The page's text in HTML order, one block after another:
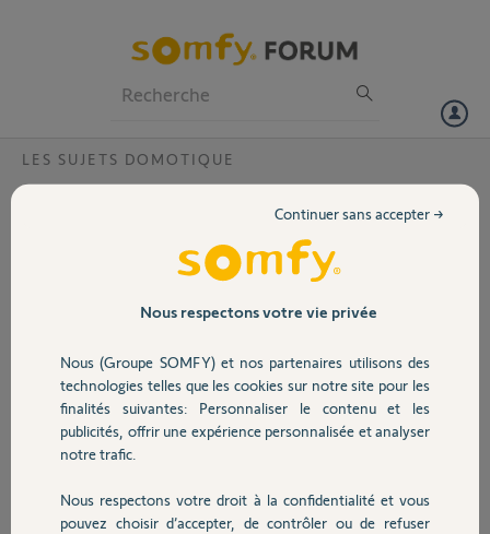
Volet
Sécurité
Domotique
Chauffage
LES SUJETS DOMOTIQUE
Tahoma voyant du dessus rouge et en
Suite à une coupure de courant, ma box tahoma switch ne
fonctionne plus. Le voyant du dessus reste rouge, le voyant sous la
Procédure avec le trombone, nouveau chargeur, sans succès.
Si vous pouvez m'aider svp
Merci,
maxime A.
il y a 2 mois
Nous respectons votre vie privée
Nous (Groupe SOMFY) et nos partenaires utilisons des
technologies telles que les cookies sur notre site pour les
finalités suivantes: Personnaliser le contenu et les
publicités, offrir une expérience personnalisée et analyser
notre trafic.
Nous respectons votre droit à la confidentialité et vous
pouvez choisir d’accepter, de contrôler ou de refuser
Continuer sans accepter →